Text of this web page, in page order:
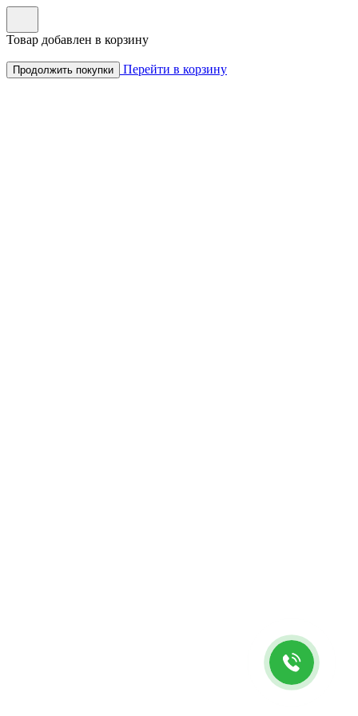
Товар добавлен в корзину
Продолжить покупки Перейти в корзину